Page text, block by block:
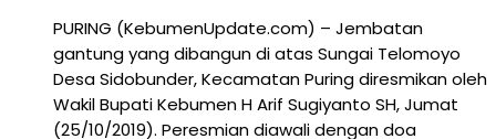
PURING (KebumenUpdate.com) – Jembatan
gantung yang dibangun di atas Sungai Telomoyo
Desa Sidobunder, Kecamatan Puring diresmikan oleh
Wakil Bupati Kebumen H Arif Sugiyanto SH, Jumat
(25/10/2019). Peresmian diawali dengan doa